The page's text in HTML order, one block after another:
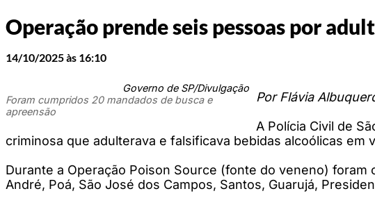
Operação prende seis pessoas por
14/10/2025 às 16:10
Governo de SP/Divulgação
Foram cumpridos 20 mandados de busca e
apreensão
Por Flávia
A Polícia Civil de
criminosa que adulterava e falsificava bebidas alcoólicas
Durante a Operação Poison Source (fonte do veneno)
André, Poá, São José dos Campos, Santos, Guarujá,